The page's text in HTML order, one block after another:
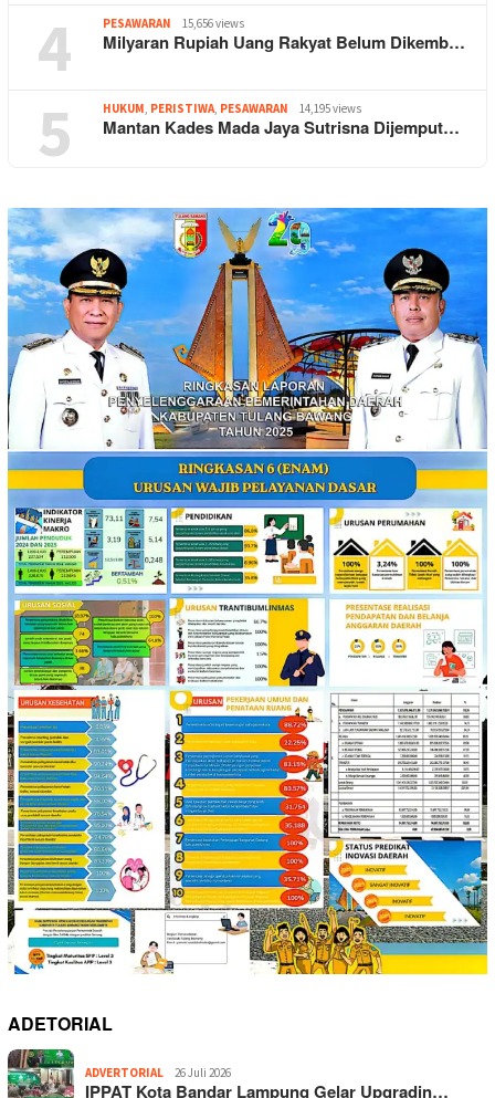
4 PESAWARAN 15,656 views
Milyaran Rupiah Uang Rakyat Belum Dikemb…
5 HUKUM, PERISTIWA, PESAWARAN 14,195 views
Mantan Kades Mada Jaya Sutrisna Dijemput…
ADETORIAL
ADVERTORIAL 26 Juli 2026
IPPAT Kota Bandar Lampung Gelar Upgradin…